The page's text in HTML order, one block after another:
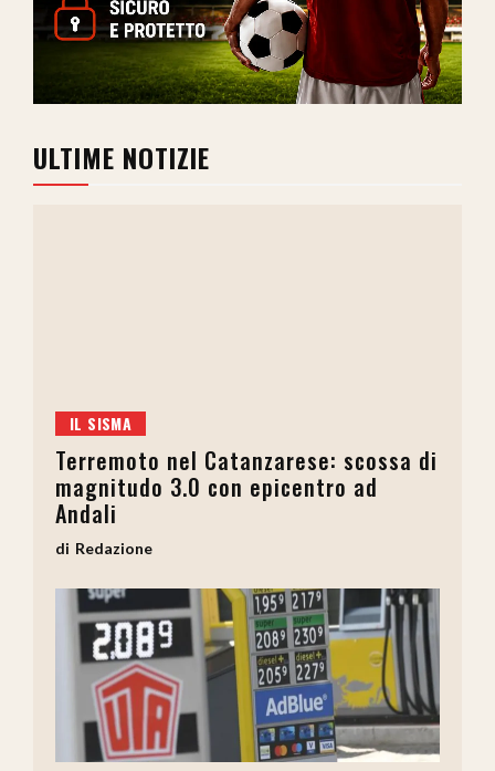
ULTIME NOTIZIE
IL SISMA
Terremoto nel Catanzarese: scossa di
magnitudo 3.0 con epicentro ad
Andali
Redazione